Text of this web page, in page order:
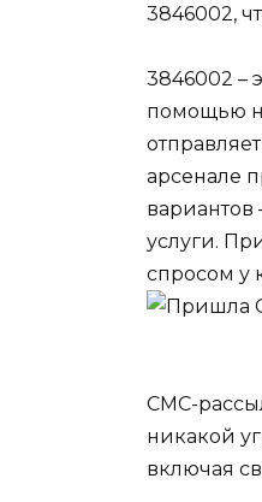
3846002,
3846002 –
помощью
арсенале
вариантов
услуги.
спросом у
СМС-
никакой
включая